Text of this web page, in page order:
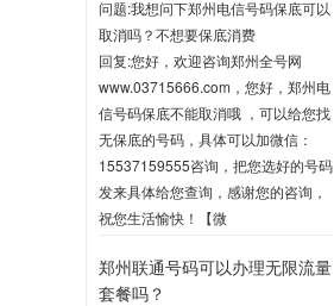
问题:我想问下郑州电信号码保底可以
取消吗？不想要保底消费
回复:您好，欢迎咨询郑州全号网
www.03715666.com，您好，郑州电
信号码保底不能取消哦 ，可以给您找
无保底的号码，具体可以加微信：
15537159555咨询，把您选好的号码
发来具体给您查询，感谢您的咨询，
祝您生活愉快！【微
2020-06-03 10:04
郑州联通号码可以办理无限流量
套餐吗？